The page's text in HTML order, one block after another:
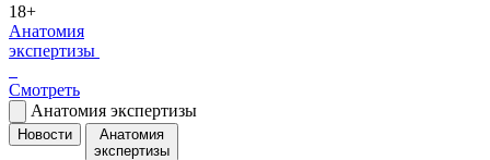
18+
Анатомия
экспертизы
Смотреть
Анатомия экспертизы
Новости
Анатомия
экспертизы